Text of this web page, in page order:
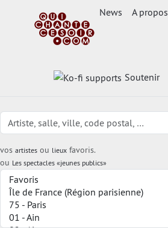
News A propos
Soutenir
vos artistes ou lieux favoris.
ou Les spectacles «jeunes publics»